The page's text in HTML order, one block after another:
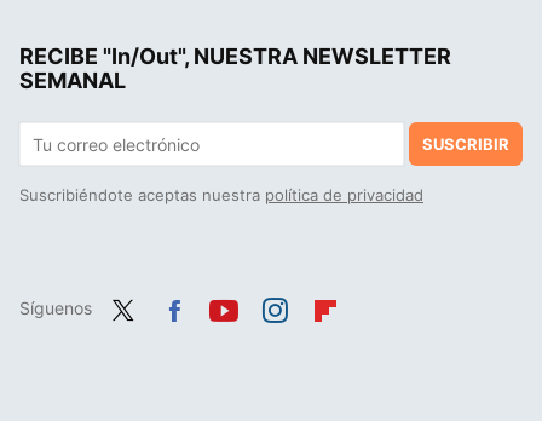
RECIBE "In/Out", NUESTRA NEWSLETTER
SEMANAL
SUSCRIBIR
Suscribiéndote aceptas nuestra política de privacidad
Síguenos